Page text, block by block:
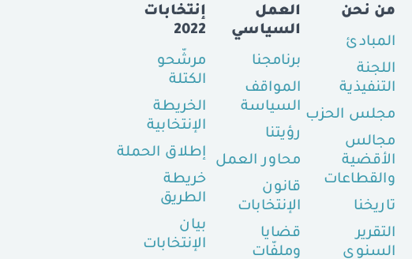
إنتخابات
2022
مرشّحو
الكتلة
الخريطة
الإنتخابية
إطلاق الحملة
خريطة
الطريق
بيان
الإنتخابات
العمل
السياسي
برنامجنا
المواقف
السياسة
رؤيتنا
محاور العمل
قانون
الإنتخابات
قضايا
وملفّات
من نحن
المبادئ
اللجنة
التنفيذية
مجلس الحزب
مجالس
الأقضية
والقطاعات
تاريخنا
التقرير
السنوي